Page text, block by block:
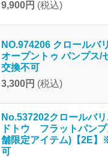
9,900円 (税込)
NO.974206 クロールバ
オープントゥ パンプス/
交換不可
3,300円 (税込)
No.537202クロールバ
ドトウ フラットパン
舗限定アイテム)【2E
可